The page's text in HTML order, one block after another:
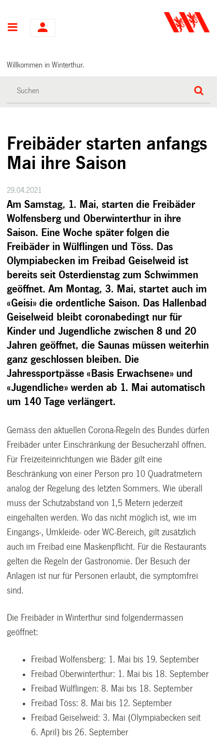
Hauptnavigation
Willkommen in Winterthur.
Freibäder starten anfangs
Mai ihre Saison
29.04.2021
Am Samstag, 1. Mai, starten die Freibäder
Wolfensberg und Oberwinterthur in ihre
Saison. Eine Woche später folgen die
Freibäder in Wülflingen und Töss. Das
Olympiabecken im Freibad Geiselweid ist
bereits seit Osterdienstag zum Schwimmen
geöffnet. Am Montag, 3. Mai, startet auch im
«Geisi» die ordentliche Saison. Das Hallenbad
Geiselweid bleibt coronabedingt nur für
Kinder und Jugendliche zwischen 8 und 20
Jahren geöffnet, die Saunas müssen weiterhin
ganz geschlossen bleiben. Die
Jahressportpässe «Basis Erwachsene» und
«Jugendliche» werden ab 1. Mai automatisch
um 140 Tage verlängert.
Gemäss den aktuellen Corona-Regeln des Bundes dürfen
Freibäder unter Einschränkung der Besucherzahl öffnen.
Für Freizeiteinrichtungen wie Bäder gilt eine
Beschränkung von einer Person pro 10 Quadratmetern
analog der Regelung des letzten Sommers. Wie überall
muss der Schutzabstand von 1,5 Metern jederzeit
eingehalten werden. Wo das nicht möglich ist, wie im
Eingangs-, Umkleide- oder WC-Bereich, gilt zusätzlich
auch im Freibad eine Maskenpflicht. Für die Restaurants
gelten die Regeln der Gastronomie. Der Besuch der
Anlagen ist nur für Personen erlaubt, die symptomfrei
sind.
Die Freibäder in Winterthur sind folgendermassen
geöffnet:
Freibad Wolfensberg: 1. Mai bis 19. September
Freibad Oberwinterthur: 1. Mai bis 18. September
Freibad Wülflingen: 8. Mai bis 18. September
Freibad Töss: 8. Mai bis 12. September
Freibad Geiselweid: 3. Mai (Olympiabecken seit
6. April) bis 26. September